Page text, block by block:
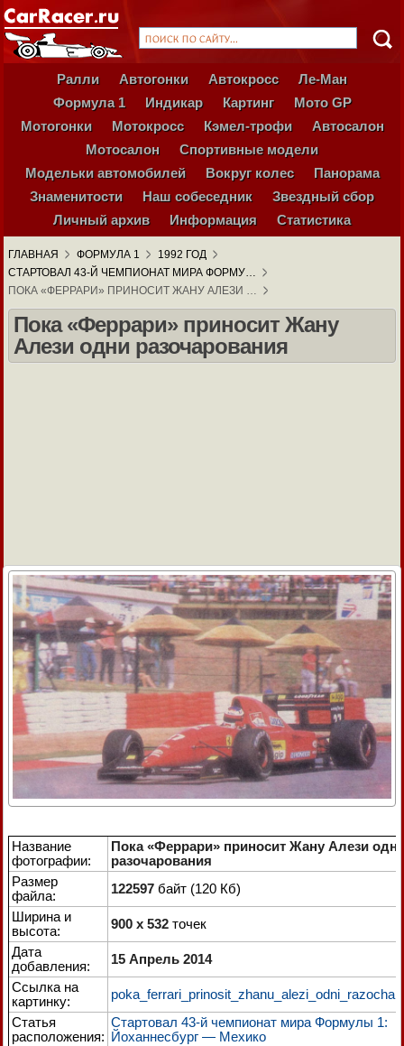
Ралли Автогонки Автокросс
Ле-Ман
Формула 1
Индикар Картинг
Мото GP
Мотогонки
Мотокросс Кэмел-трофи
Автосалон
Мотосалон
Спортивные модели
Модельки автомобилей
Вокруг колес
Панорама
Знаменитости
Наш собеседник
Звездный сбор
Личный архив
Информация Статистика
ГЛАВНАЯ ФОРМУЛА 1
1992 ГОД
СТАРТОВАЛ 43-Й ЧЕМПИОНАТ МИРА ФОРМУ…
ПОКА «ФЕРРАРИ» ПРИНОСИТ ЖАНУ АЛЕЗИ …
Пока «Феррари» приносит Жану
Алези одни разочарования
Название
фотографии:
Пока «Феррари» приносит Жану Алези
разочарования
Размер
файла:
122597 байт (120 Кб)
Ширина и
высота:
900 x 532 точек
Дата
добавления:
15 Апрель 2014
Ссылка на
картинку:
Статья
расположения:
Стартовал 43-й чемпионат мира Формулы 1:
Йоханнесбург — Мехико